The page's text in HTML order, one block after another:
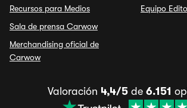
Recursos para Medios
Sala de prensa Carwow
Merchandising oficial de
Carwow
Equipo
Valoración 4,4/5de 6.151